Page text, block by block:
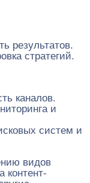
результатов.
стратегий.
каналов.
и
систем и
видов
контент-